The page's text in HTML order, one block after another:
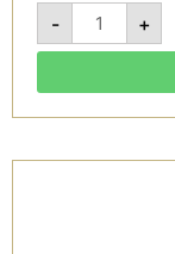
-
La
Parcella
2017
-
-
Notaio
+